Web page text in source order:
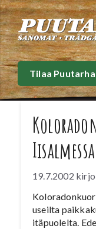
Siirry
sisältöön
Tilaa
Iisalmessa
19.7.2002
useilta
itäpuolelta.